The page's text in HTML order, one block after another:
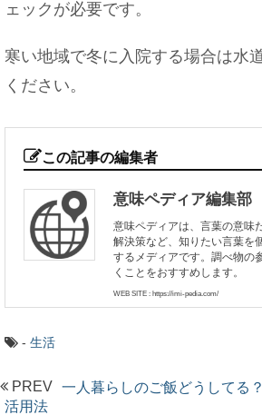
ェックが必要です。
寒い地域で冬に入院する場合は水
ください。
この記事の編集者
意味ペディア編集部
意味ペディアは、言葉の意味
解決策など、知りたい言葉を
するメディアです。調べ物の
くことをおすすめします。
WEB SITE : https://imi-pedia.com/
- 生活
PREV 一人暮らしのご飯どうしてる
活用法